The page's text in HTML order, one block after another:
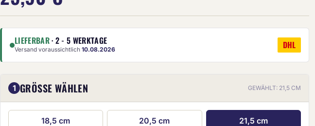
Die Anzeige ist eine ungefähre Vorschau.
LIEFERBAR· 2 - 5 WERKTAGE
Versand voraussichtlich 10.08.2026 DHL
1 GRÖSSE WÄHLEN GEWÄHLT: 21,5 CM
18,5 cm 20,5 cm 21,5 cm